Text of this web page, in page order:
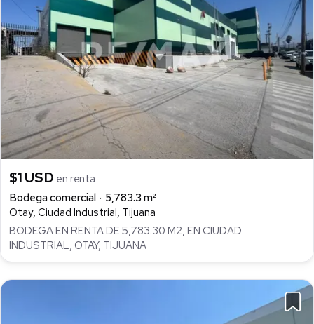
$1 USD en renta
Bodega comercial
5,783.3 m²
Otay, Ciudad Industrial, Tijuana
BODEGA EN RENTA DE 5,783.30 M2, EN CIUDAD
INDUSTRIAL, OTAY, TIJUANA